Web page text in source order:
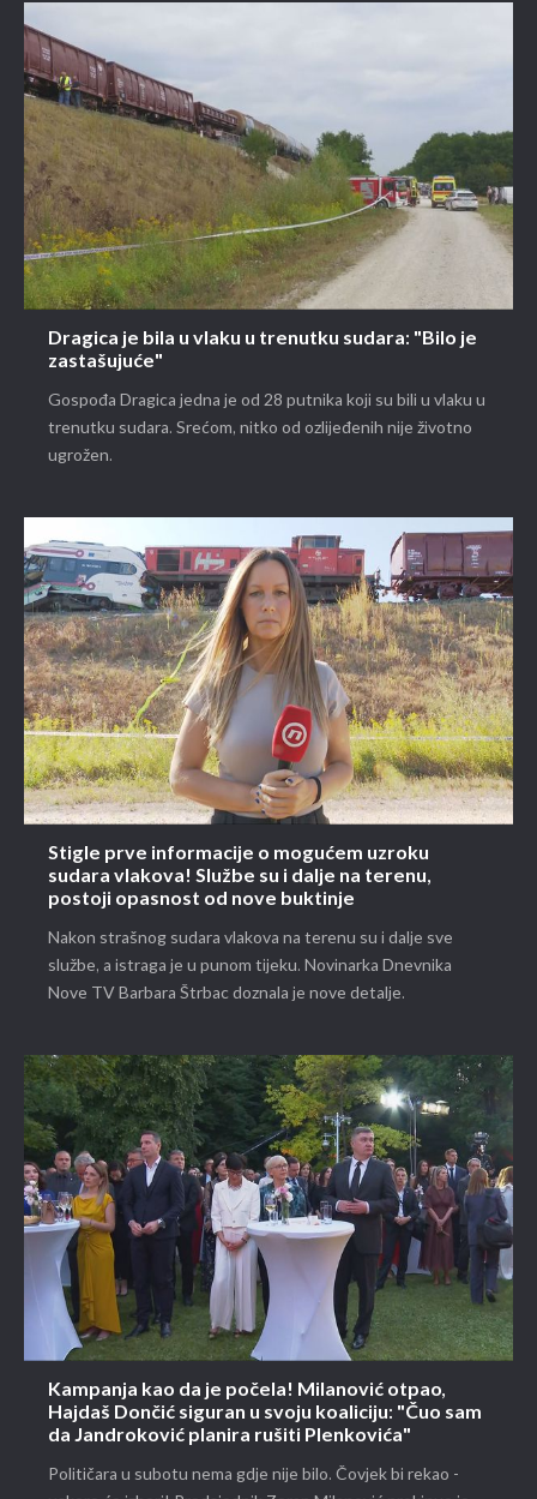
Dragica je bila u vlaku u trenutku sudara: "Bilo je
zastašujuće"
Gospođa Dragica jedna je od 28 putnika koji su bili u vlaku u
trenutku sudara. Srećom, nitko od ozlijeđenih nije životno
ugrožen.
Stigle prve informacije o mogućem uzroku
sudara vlakova! Službe su i dalje na terenu,
postoji opasnost od nove buktinje
Nakon strašnog sudara vlakova na terenu su i dalje sve
službe, a istraga je u punom tijeku. Novinarka Dnevnika
Nove TV Barbara Štrbac doznala je nove detalje.
Kampanja kao da je počela! Milanović otpao,
Hajdaš Dončić siguran u svoju koaliciju: "Čuo sam
da Jandroković planira rušiti Plenkovića"
Političara u subotu nema gdje nije bilo. Čovjek bi rekao -